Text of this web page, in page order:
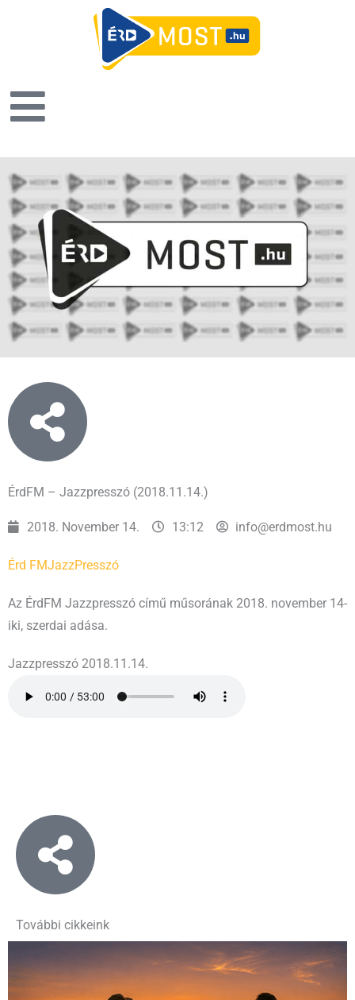
ÉrdFM – Jazzpresszó (2018.11.14.)
2018. November 14. 13:12 info@erdmost.hu
Érd FMJazzPresszó
Az ÉrdFM Jazzpresszó című műsorának 2018. november 14-
iki, szerdai adása.
Jazzpresszó 2018.11.14.
További cikkeink